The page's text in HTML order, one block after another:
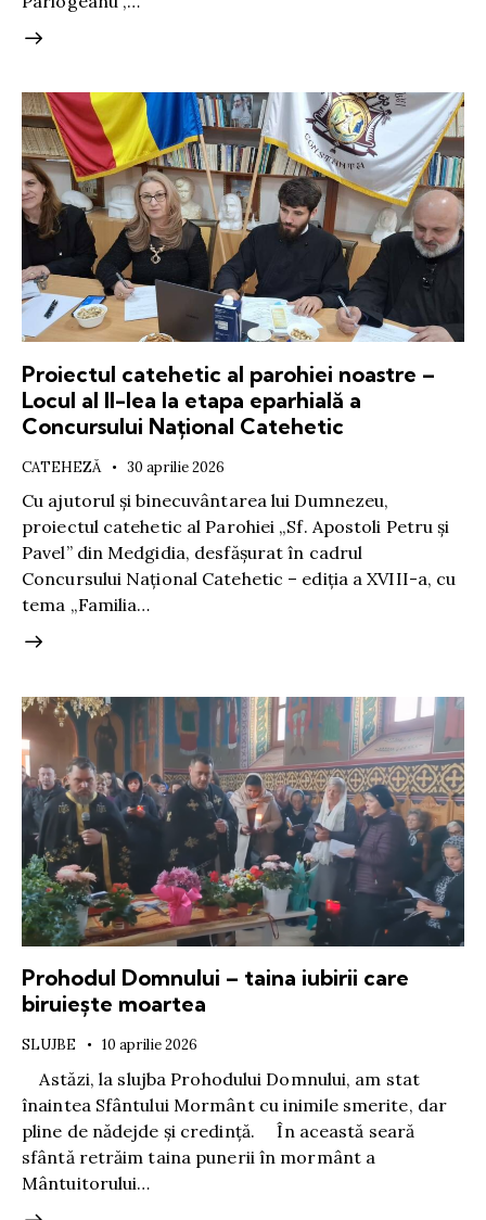
Proiectul catehetic al parohiei noastre –
Locul al II-lea la etapa eparhială a
Concursului Național Catehetic
CATEHEZĂ 30 aprilie 2026
Cu ajutorul și binecuvântarea lui Dumnezeu,
proiectul catehetic al Parohiei „Sf. Apostoli Petru și
Pavel” din Medgidia, desfășurat în cadrul
Concursului Național Catehetic – ediția a XVIII-a, cu
tema „Familia…
Prohodul Domnului – taina iubirii care
biruiește moartea
SLUJBE 10 aprilie 2026
Astăzi, la slujba Prohodului Domnului, am stat
înaintea Sfântului Mormânt cu inimile smerite, dar
pline de nădejde și credință. În această seară
sfântă retrăim taina punerii în mormânt a
Mântuitorului…